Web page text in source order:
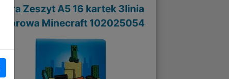
Astra Zeszyt A5 16 kartek 3linia
Kolorowa Minecraft 102025054